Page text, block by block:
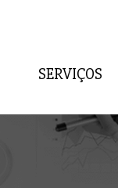
SERVIÇOS